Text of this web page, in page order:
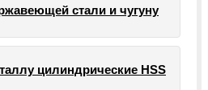
стали и чугуну
цилиндрические HSS